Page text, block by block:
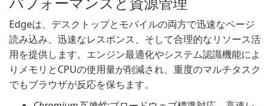
Edgeは、デスクトップとモバイルの両方で迅速なページ
読み込み、迅速なレスポンス、そして合理的なリソース活
用を提供します。エンジン最適化やシステム認識機能によ
りメモリとCPUの使用量が削減され、重度のマルチタスク
でもブラウザが反応を保ちます。